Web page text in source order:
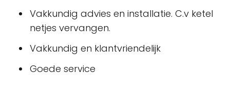
Vakkundig advies en installatie. C.v ketel
netjes vervangen.
Vakkundig en klantvriendelijk
Goede service